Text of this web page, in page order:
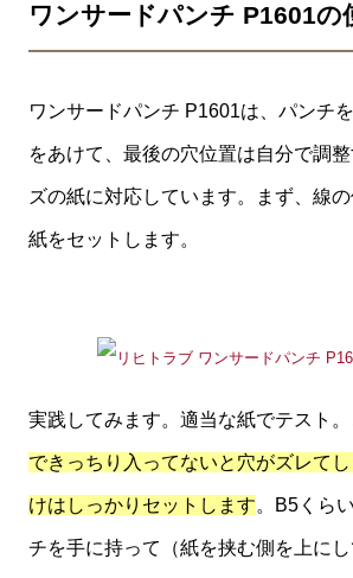
ワンサードパンチ P1601の
ワンサードパンチ P1601は、パンチ
をあけて、最後の穴位置は自分で調
ズの紙に対応しています。まず、線
紙をセットします。
実践してみます。適当な紙でテスト。
できっちり入ってないと穴がズレて
けはしっかりセットします。B5くら
チを手に持って（紙を挟む側を上に